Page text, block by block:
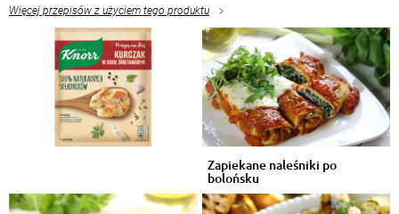
Więcej przepisów z użyciem tego produktu
Zapiekane naleśniki po
bolońsku